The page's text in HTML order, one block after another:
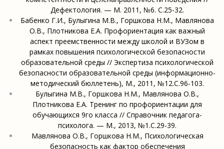
Дефектология. — М. 2011, №6. С.25-32.
Бабенко Г.И., Булыгина М.В., Горшкова Н.М., Мавлянова
О.В., Плотникова Е.А. Профориентация как важный
аспект преемственности между школой и ВУЗом в
рамках повышения психологической безопасности
образовательной среды // Экспертиза психологической
безопасности образовательной среды (информационно-
методический бюллетень), М., 2011, №12.С.96-103.
Булыгина М.В., Горшкова Н.М., Мавлянова О.В.,
Плотникова Е.А. Тренинг по профориентации для
обучающихся 9го класса // Справочник педагога-
психолога. — М., 2013, №1.С.29-39.
Мавлянова О.В., Горшкова Н.М., Психологическая
безопасность как фактор обеспечения